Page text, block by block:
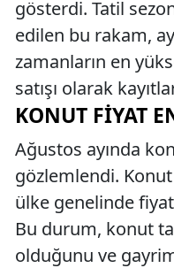
gösterdi. Tatil
edilen bu rakam,
zamanların en
satışı olarak
KONUT FIYAT
Ağustos ayında
gözlemlendi.
ülke genelinde
Bu durum, konut
olduğunu ve